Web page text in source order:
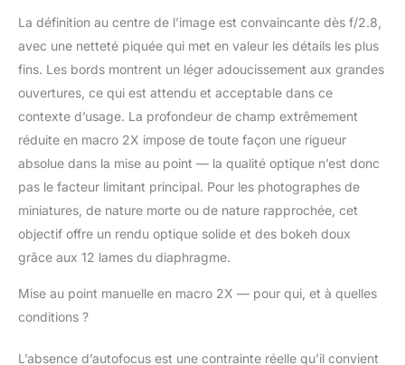
La définition au centre de l’image est convaincante dès f/2.8,
avec une netteté piquée qui met en valeur les détails les plus
fins. Les bords montrent un léger adoucissement aux grandes
ouvertures, ce qui est attendu et acceptable dans ce
contexte d’usage. La profondeur de champ extrêmement
réduite en macro 2X impose de toute façon une rigueur
absolue dans la mise au point — la qualité optique n’est donc
pas le facteur limitant principal. Pour les photographes de
miniatures, de nature morte ou de nature rapprochée, cet
objectif offre un rendu optique solide et des bokeh doux
grâce aux 12 lames du diaphragme.
Mise au point manuelle en macro 2X — pour qui, et à quelles
conditions ?
L’absence d’autofocus est une contrainte réelle qu’il convient